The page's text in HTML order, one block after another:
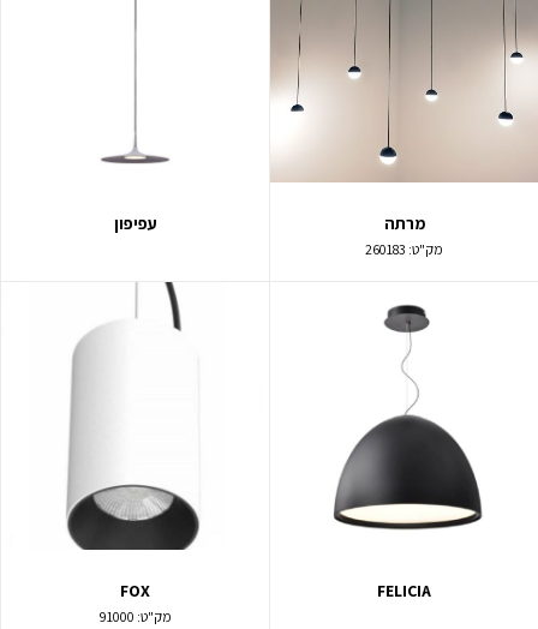
מרתה
מק"ט: 260183
עפיפון
FELICIA
FOX
מק"ט: 91000